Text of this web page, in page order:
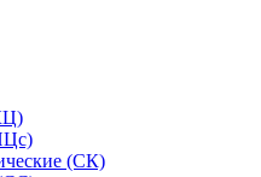
(СК)